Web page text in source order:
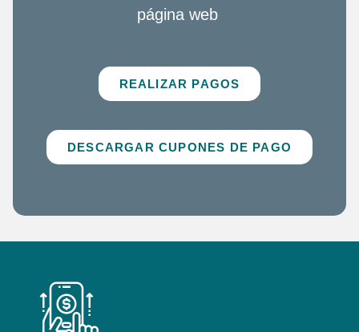
página web
REALIZAR PAGOS
DESCARGAR CUPONES DE PAGO